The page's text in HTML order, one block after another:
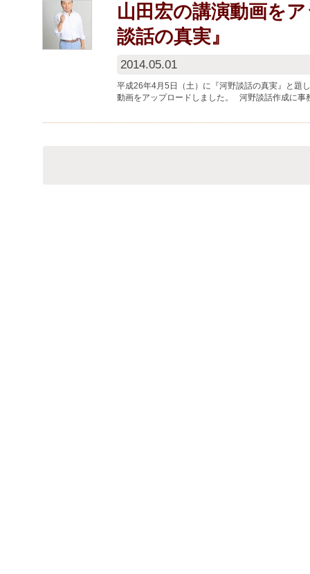
山田宏の講演動画を
談話の真実』
2014.05.01
平成26年4月5日（土）に『河野談話の真実』と題
動画をアップロードしました。 河野談話作成に事